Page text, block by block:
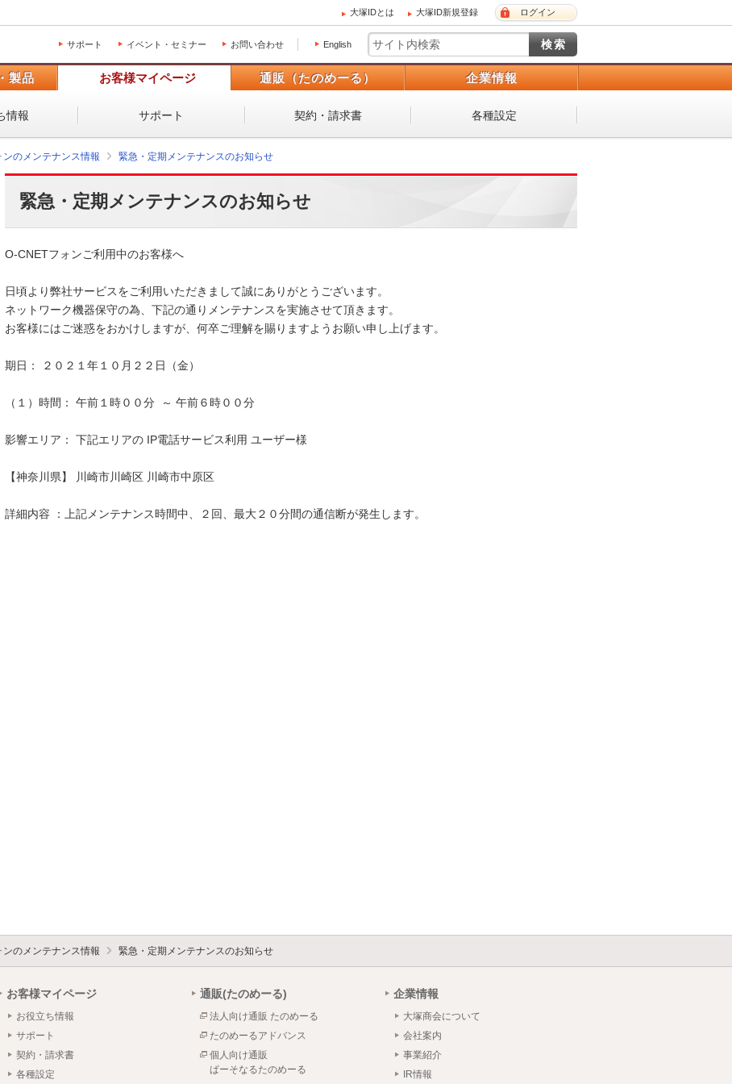
大塚IDとは 大塚ID新規登録 ログイン
サポート イベント・セミナー お問い合わせ English
製品 お客様マイページ 通販（たのめーる） 企業情報
情報 サポート 契約・請求書 各種設定
ンのメンテナンス情報 緊急・定期メンテナンスのお知らせ
緊急・定期メンテナンスのお知らせ
O-CNETフォンご利用中のお客様へ
日頃より弊社サービスをご利用いただきまして誠にありがとうございます。
ネットワーク機器保守の為、下記の通りメンテナンスを実施させて頂きます。
お客様にはご迷惑をおかけしますが、何卒ご理解を賜りますようお願い申し上げます。
期日： ２０２１年１０月２２日（金）
（１）時間： 午前１時００分  ～ 午前６時００分
影響エリア： 下記エリアの IP電話サービス利用 ユーザー様
【神奈川県】 川崎市川崎区 川崎市中原区
詳細内容 ：上記メンテナンス時間中、２回、最大２０分間の通信断が発生します。
ンのメンテナンス情報 緊急・定期メンテナンスのお知らせ
お客様マイページ
お役立ち情報
サポート
契約・請求書
各種設定
通販(たのめーる)
法人向け通販 たのめーる
たのめーるアドバンス
個人向け通販
ぱーそなるたのめーる
企業情報
大塚商会について
会社案内
事業紹介
IR情報